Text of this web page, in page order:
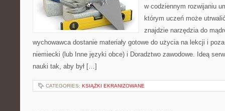
w codziennym rozwijaniu
którym uczeń może
znajdzie narzędzia do
wychowawca dostanie materiały gotowe do użycia na lekcji i
niemiecki (lub Inne języki obce) i Doradztwo zawodowe. Ideą
nauki tak, aby był […]
CATEGORIES: KSIĄŻKI EKRANIZOWANE